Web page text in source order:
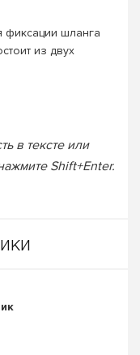
фиксации шланга
из двух
в тексте или
Shift+Enter.